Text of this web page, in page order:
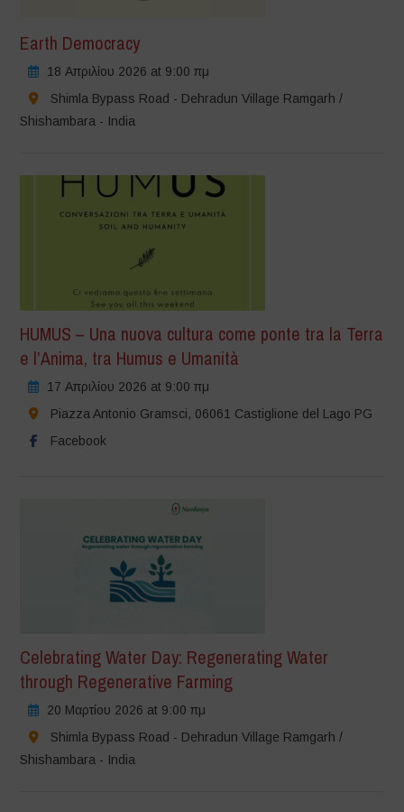
Earth Democracy
18 Απριλίου 2026 at 9:00 πμ
Shimla Bypass Road - Dehradun Village Ramgarh /
Shishambara - India
HUMUS – Una nuova cultura come ponte tra la Terra
e l’Anima, tra Humus e Umanità
17 Απριλίου 2026 at 9:00 πμ
Piazza Antonio Gramsci, 06061 Castiglione del Lago PG
Facebook
Celebrating Water Day: Regenerating Water
through Regenerative Farming
20 Μαρτίου 2026 at 9:00 πμ
Shimla Bypass Road - Dehradun Village Ramgarh /
Shishambara - India